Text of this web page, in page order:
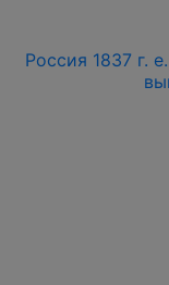
Россия 1837 г.